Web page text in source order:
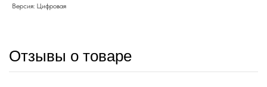
Версия: Цифровая
Отзывы о товаре